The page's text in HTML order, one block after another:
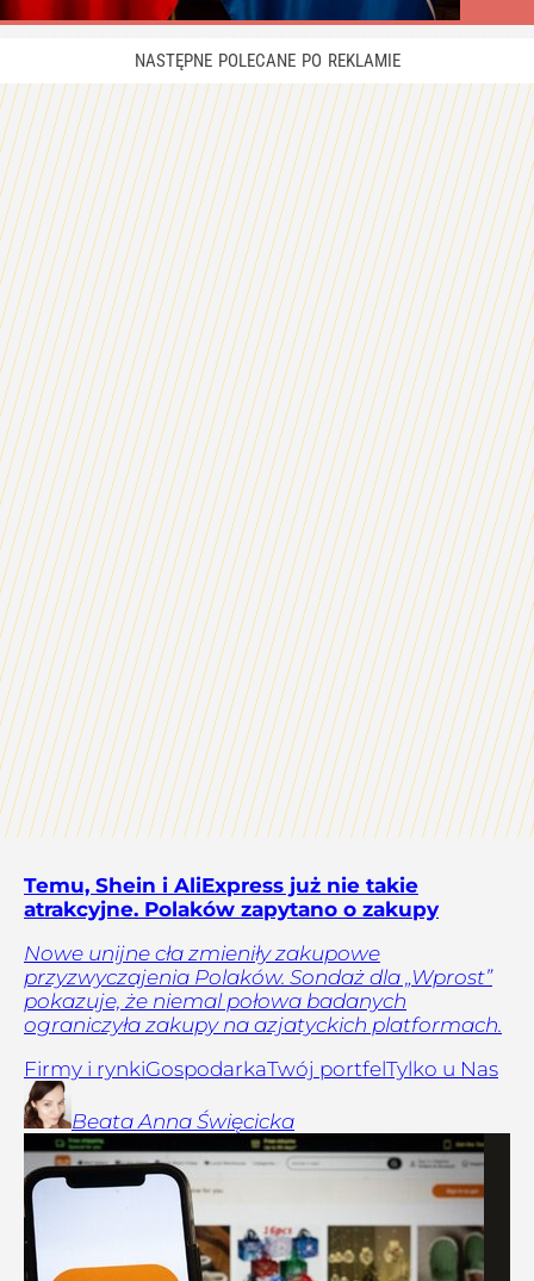
Temu, Shein i AliExpress już nie takie
atrakcyjne. Polaków zapytano o zakupy
Nowe unijne cła zmieniły zakupowe
przyzwyczajenia Polaków. Sondaż dla „Wprost”
pokazuje, że niemal połowa badanych
ograniczyła zakupy na azjatyckich platformach.
Firmy i rynkiGospodarkaTwój portfelTylko u Nas
Beata Anna Święcicka